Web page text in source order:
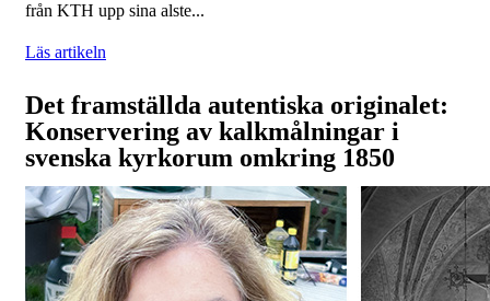
från KTH upp sina alste...
Läs artikeln
Det framställda autentiska originalet:
Konservering av kalkmålningar i
svenska kyrkorum omkring 1850